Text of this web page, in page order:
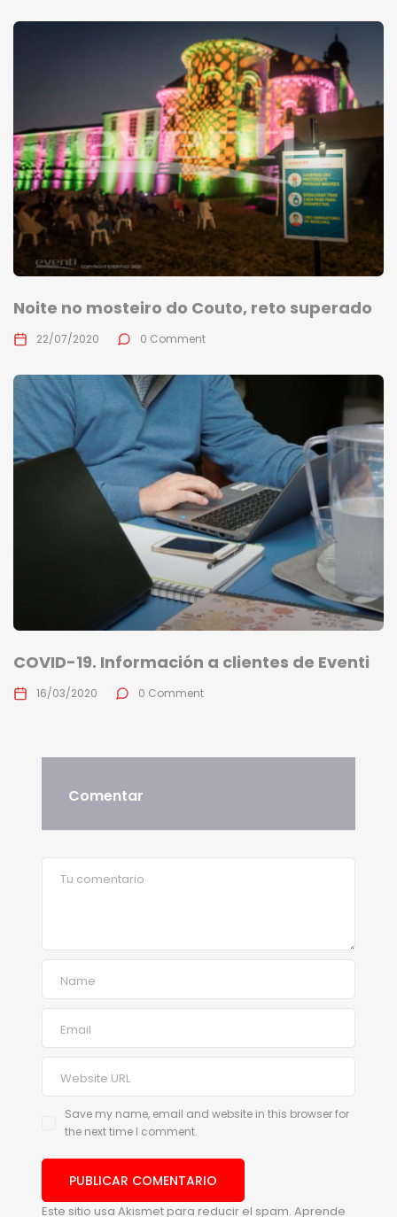
Noite no mosteiro do Couto, reto superado
22/07/2020 0 Comment
COVID-19. Información a clientes de Eventi
16/03/2020 0 Comment
Comentar
Save my name, email and website in this browser for
the next time I comment.
Este sitio usa Akismet para reducir el spam. Aprende